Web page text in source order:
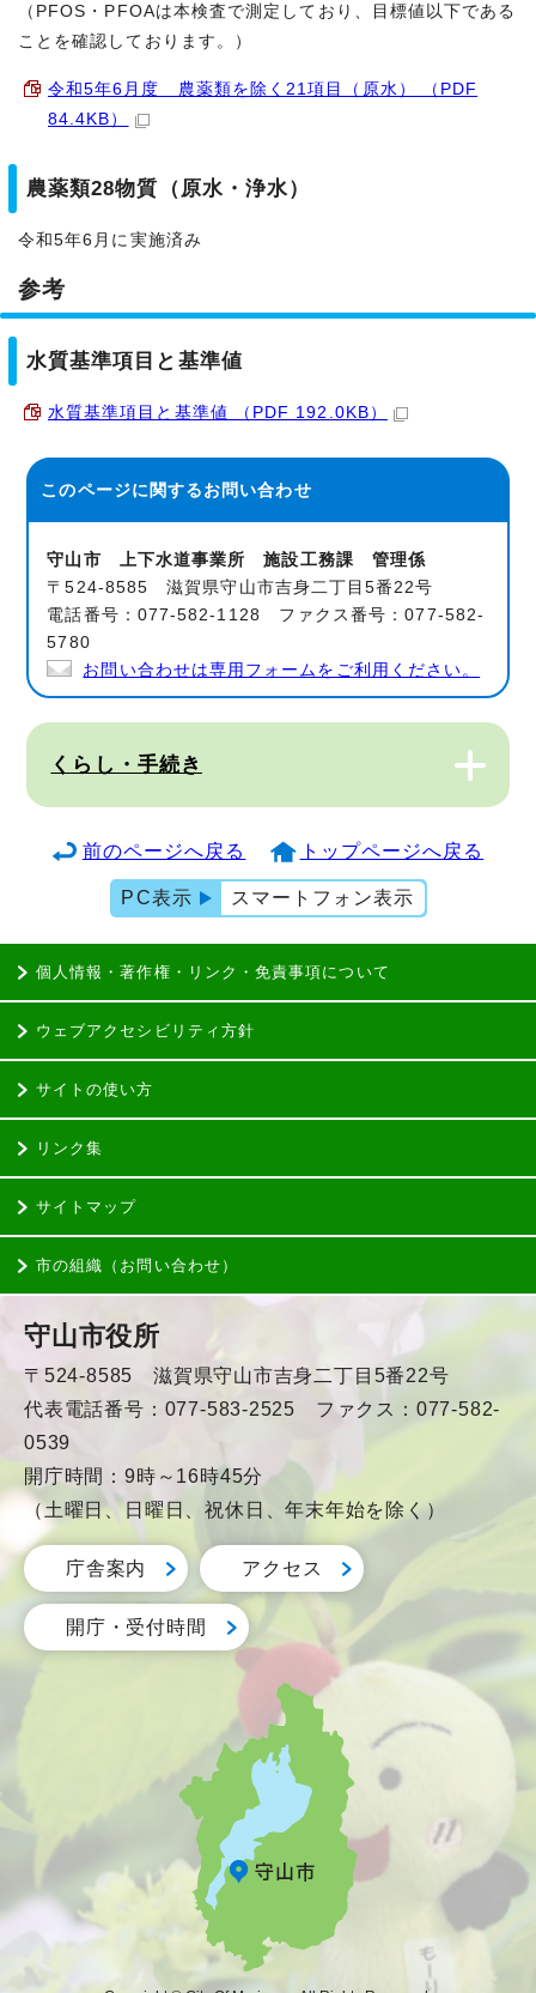
（PFOS・PFOAは本検査で測定しており、目標値以下である
ことを確認しております。）
令和5年6月度 農薬類を除く21項目（原水） （PDF
84.4KB）
農薬類28物質（原水・浄水）
令和5年6月に実施済み
参考
水質基準項目と基準値
水質基準項目と基準値 （PDF 192.0KB）
このページに関するお問い合わせ
守山市 上下水道事業所 施設工務課 管理係
〒524-8585 滋賀県守山市吉身二丁目5番22号
電話番号：077-582-1128 ファクス番号：077-582-
5780
お問い合わせは専用フォームをご利用ください。
くらし・手続き
前のページへ戻る トップページへ戻る
PC表示 スマートフォン表示
個人情報・著作権・リンク・免責事項について
ウェブアクセシビリティ方針
サイトの使い方
リンク集
サイトマップ
市の組織（お問い合わせ）
守山市役所
〒524-8585 滋賀県守山市吉身二丁目5番22号
代表電話番号：077-583-2525 ファクス：077-582-
0539
開庁時間：9時～16時45分
（土曜日、日曜日、祝休日、年末年始を除く）
庁舎案内 アクセス
開庁・受付時間